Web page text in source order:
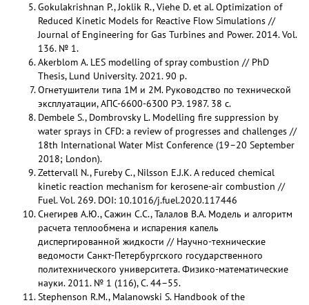
Gokulakrishnan P., Joklik R., Viehe D. et al. Optimization of
Reduced Kinetic Models for Reactive Flow Simulations //
Journal of Engineering for Gas Turbines and Power. 2014. Vol.
136. № 1.
Akerblom A. LES modelling of spray combustion // PhD
Thesis, Lund University. 2021. 90 p.
Огнетушители типа 1М и 2М. Руководство по технической
эксплуатации, АПС-6600-6300 РЭ. 1987. 38 с.
Dembele S., Dombrovsky L. Modelling fire suppression by
water sprays in CFD: a review of progresses and challenges //
18th International Water Mist Conference (19–20 September
2018; London).
Zettervall N., Fureby C., Nilsson E.J.K. A reduced chemical
kinetic reaction mechanism for kerosene-air combustion //
Fuel. Vol. 269. DOI: 10.1016/j.fuel.2020.117446
Снегирев А.Ю., Сажин С.С., Талалов В.А. Модель и алгоритм
расчета теплообмена и испарения капель
диспергированной жидкости // Научно-технические
ведомости Санкт-Петербургского государственного
политехнического университета. Физико-математические
науки. 2011. № 1 (116), С. 44–55.
Stephenson R.M., Malanowski S. Handbook of the